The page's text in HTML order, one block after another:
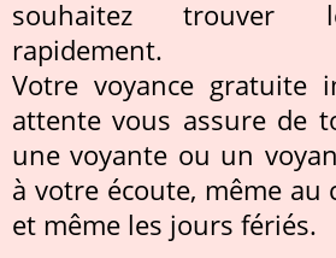
souhaitez trouver
rapidement.
Votre voyance gratuite
attente vous assure de
une voyante ou un
à votre écoute, même
et même les jours fériés.